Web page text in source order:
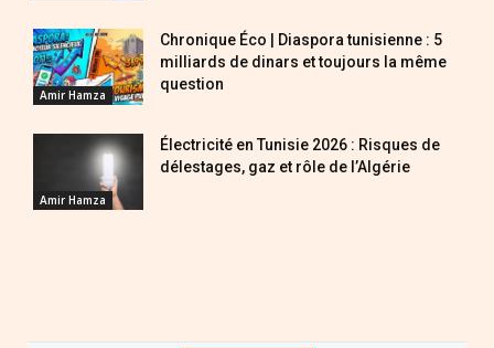
Amir Hamza
Chronique Éco | Diaspora tunisienne : 5
milliards de dinars et toujours la même
question
Amir Hamza
Électricité en Tunisie 2026 : Risques de
délestages, gaz et rôle de l’Algérie